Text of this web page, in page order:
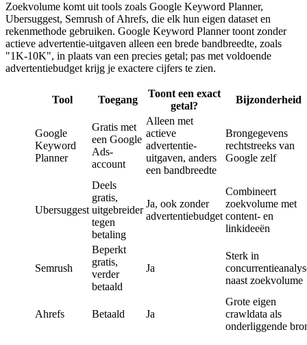
Zoekvolume komt uit tools zoals Google Keyword Planner,
Ubersuggest, Semrush of Ahrefs, die elk hun eigen dataset en
rekenmethode gebruiken. Google Keyword Planner toont zonder
actieve advertentie-uitgaven alleen een brede bandbreedte, zoals
"1K-10K", in plaats van een precies getal; pas met voldoende
advertentiebudget krijg je exactere cijfers te zien.
Tool Toegang
Toont een exact
getal?
Bijzonderheid
Google
Keyword
Planner
Gratis met
een Google
Ads-
account
Alleen met
actieve
advertentie-
uitgaven, anders
een bandbreedte
Brongegevens
rechtstreeks van
Google zelf
Ubersuggest
Deels
gratis,
uitgebreider
tegen
betaling
Ja, ook zonder
advertentiebudget
Combineert
zoekvolume met
content- en
linkideeën
Semrush
Beperkt
gratis,
verder
betaald
Ja
Sterk in
naast zoekvolume
Ahrefs Betaald Ja
Grote eigen
crawldata als
onderliggende